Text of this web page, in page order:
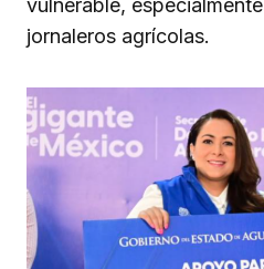
vulnerable, especialmente
jornaleros agrícolas.